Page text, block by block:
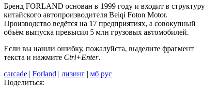
Бренд FORLAND основан в 1999 году и входит в структуру
китайского автопроизводителя Beiqi Foton Motor.
Производство ведётся на 17 предприятиях, а совокупный
объём выпуска превысил 5 млн грузовых автомобилей.
Если вы нашли ошибку, пожалуйста, выделите фрагмент
текста и нажмите Ctrl+Enter.
carcade | Forland | лизинг | мб рус
Поделиться: